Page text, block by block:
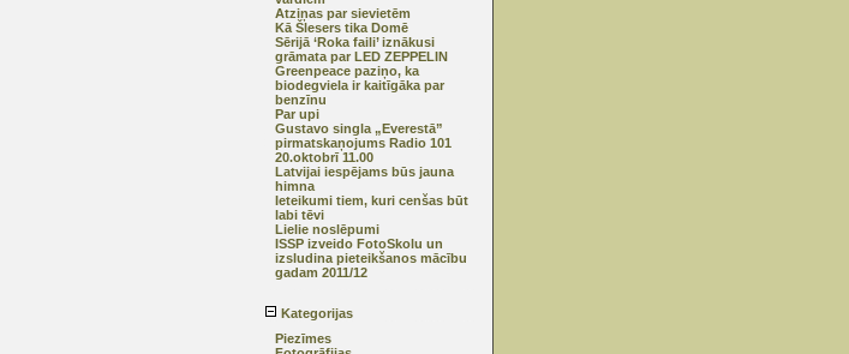
Atziņas par sievietēm
Kā Šlesers tika Domē
Sērijā ‘Roka faili’ iznākusi
grāmata par LED ZEPPELIN
Greenpeace paziņo, ka
biodegviela ir kaitīgāka par
benzīnu
Par upi
Gustavo singla „Everestā”
pirmatskaņojums Radio 101
20.oktobrī 11.00
Latvijai iespējams būs jauna
himna
Ieteikumi tiem, kuri cenšas būt
labi tēvi
Lielie noslēpumi
ISSP izveido FotoSkolu un
izsludina pieteikšanos mācību
gadam 2011/12
Kategorijas
Piezīmes